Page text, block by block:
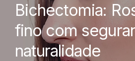
Bichectomia:
fino com
naturalidade